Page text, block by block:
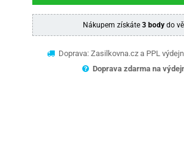
Nákupem získáte 3 bodydo
Doprava: Zasilkovna.cz a PPL
Doprava zdarma na